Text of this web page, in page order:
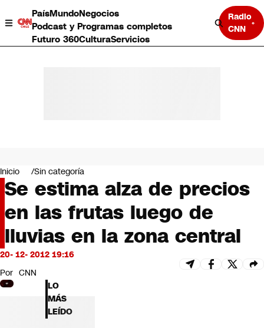
PaísMundoNegocios
Podcast y Programas completos
Futuro 360CulturaServicios
Radio
CNN
Negocios
Deportes
Programas completos
Cultura
Servicios
Bits
CNN tiempo
Futuro 360
Opinión
Inicio Sin categoría
Se estima alza de precios
en las frutas luego de
lluvias en la zona central
20- 12- 2012 19:16
Por CNN
LO
MÁS
LEÍDO